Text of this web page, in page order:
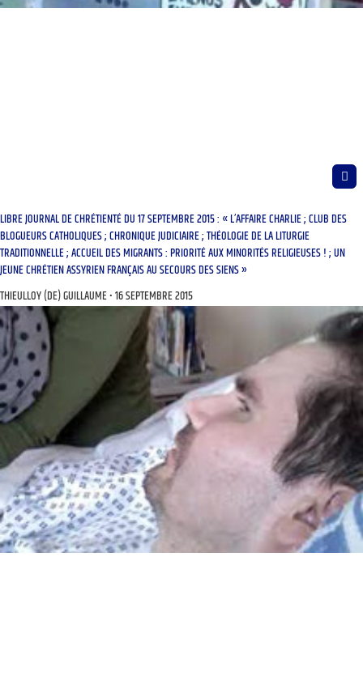
LIBRE JOURNAL DE CHRÉTIENTÉ DU 17 SEPTEMBRE 2015 : « L’AFFAIRE CHARLIE ; CLUB DES
BLOGUEURS CATHOLIQUES ; CHRONIQUE JUDICIAIRE ; THÉOLOGIE DE LA LITURGIE
TRADITIONNELLE ; ACCUEIL DES MIGRANTS : PRIORITÉ AUX MINORITÉS RELIGIEUSES ! ; UN
JEUNE CHRÉTIEN ASSYRIEN FRANÇAIS AU SECOURS DES SIENS »
THIEULLOY (DE) GUILLAUME 16 SEPTEMBRE 2015